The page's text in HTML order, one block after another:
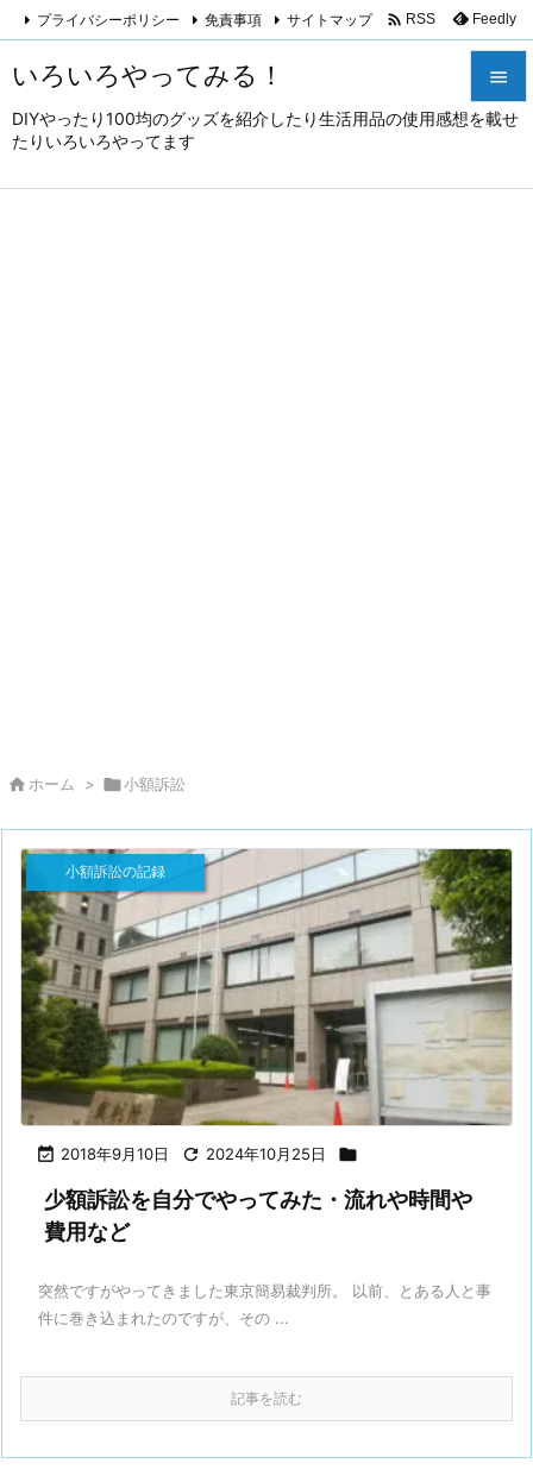
いろいろやってみる！
DIYやったり100均のグッズを紹介したり生活用品の使用感想を載せ
たりいろいろやってます



プライバシーポリシー 免責事項 サイトマップ  RSS Feedly
 ホーム > 小額訴訟
 2018年9月10日  2024年10月25日 
小額訴訟の記録
少額訴訟を自分でやってみた・流れや時間や
費用など
突然ですがやってきました東京簡易裁判所。 以前、とある人と事
件に巻き込まれたのですが、その ...
記事を読む